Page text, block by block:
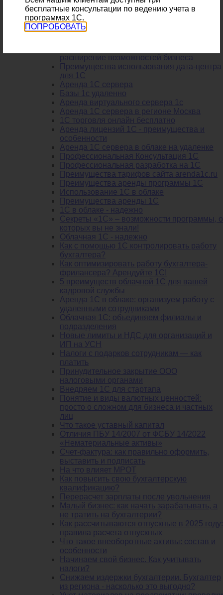
Аренда 1С - Друг руководителя
Идеальное решение для ведения
бухгалтерии уже существует
1С торговля онлайн в облаке - бесплатное
расширение возможностей бизнеса
Преимущества использования дата-центра
для 1С
Аренда 1С сервера
Базы 1с удаленно
Аренда виртуального сервера 1с
Аренда 1С сервера в регионе Москва
1С торговля онлайн бесплатно
Аренда лицензий 1С - преимущества и
особенности
Аренда 1С сервера в облаке на удаленке
Профессиональная Консультация 1С
Профессиональная разработка на 1С
Преимущества тарифов сайта arenda1c.ru
Преимущества аренды программы 1С
Использование 1С в облаке
Преимущества аренды 1С
1С в облаке - надежно
Секреты «1С» – возможности программы, о
которых вы не знали!
Облачная 1С - надежно
Как с помощью 1С контролировать работу
бухгалтера?
Как оптимизировать работу бухгалтера-
фрилансера? Арендуйте 1С!
5 преимуществ облачной 1С для вашей
кадровой службы
Аренда 1С в облаке: организуем работу с
удаленными сотрудниками
Облачная 1С: объединяем филиалы и
подразделения
Новые лимиты и НДС для организаций и
ИП на УСН
Налоги с подарков сотрудникам — как
платить
Принудительное закрытие ООО
налоговыми органами
Внедряем 1С для стартапа
Понятие и виды валютных ценностей:
просто о сложном для бизнеса и частных
лиц
Что такое уставный капитал
Отличия ПБУ 14/2007 от ФСБУ 14/2022
«Нематериальные активы»
Счет-фактура: как правильно оформить,
выставить и подписать
На что влияет МРОТ
Как повысить свою бухгалтерскую
квалификацию?
Перерасчет зарплаты после увольнения
Малый бизнес: как начать зарабатывать, а
не тратить на бухгалтерии?
Как рассчитываются отпускные в 2025 году:
правила расчета отпускных
Что такое внеоборотные активы: состав и
особенности
Начинаем свой бизнес. Как учитывать
налоги?
Снижаем издержки бухгалтерии. Бухгалтер
из региона - насколько это выгодно?
бесплатные консультации по ведению учета в
программах 1С.
ПОПРОБОВАТЬ